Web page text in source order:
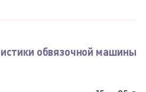
обвязочной машины